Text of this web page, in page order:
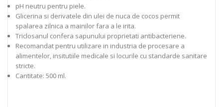
pH neutru pentru piele.
Glicerina si derivatele din ulei de nuca de cocos permit
spalarea zilnica a mainilor fara a le irita.
Triclosanul confera sapunului proprietati antibacteriene.
Recomandat pentru utilizare in industria de procesare a
alimentelor, insitutiile medicale si locurile cu standarde sanitare
stricte.
Cantitate: 500 ml.